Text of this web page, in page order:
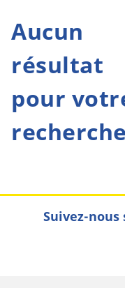
Aucun
résultat
pour
recherche
Suivez-nous